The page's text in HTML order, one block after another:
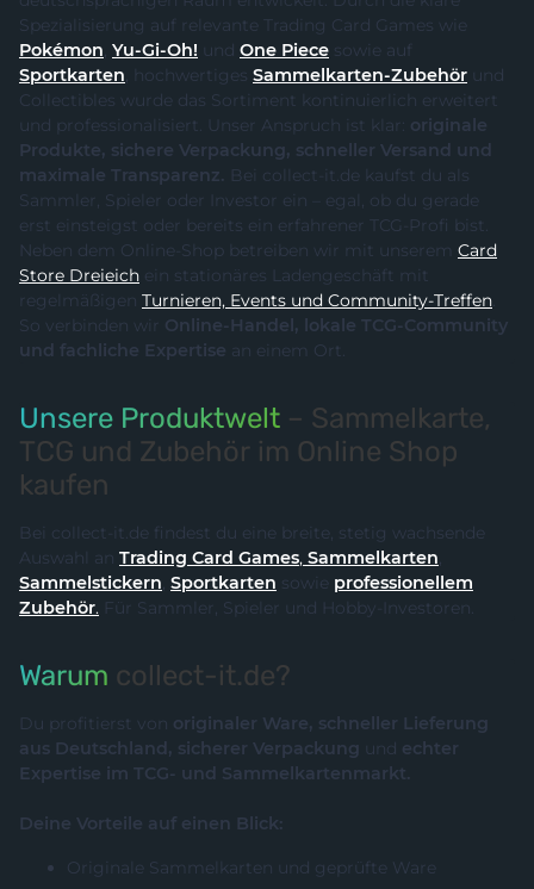
Spezialisierung auf relevante Trading Card Games wie
Pokémon, Yu-Gi-Oh! und One Piece sowie auf
Sportkarten , hochwertiges Sammelkarten-Zubehör
Collectibles wurde das Sortiment kontinuierlich erweitert
und professionalisiert. Unser Anspruch ist klar: originale
Produkte, sichere Verpackung, schneller Versand und
maximale Transparenz. Bei collect-it.de kaufst du als
Sammler, Spieler oder Investor ein – egal, ob du gerade
erst einsteigst oder bereits ein erfahrener TCG-Profi bist.
Neben dem Online-Shop betreiben wir mit unserem Card
Store Dreieich ein stationäres Ladengeschäft mit
regelmäßigen
Turnieren, Events und Community-Treffen.
So verbinden wir Online-Handel, lokale TCG-Community
und fachliche Expertise an einem Ort.
Unsere Produktwelt – Sammelkarte,
TCG und Zubehör im Online Shop
kaufen
Bei collect-it.de findest du eine breite, stetig wachsende
Auswahl an
Trading Card Games, Sammelkarten,
Sammelstickern, Sportkarten sowie professionellem
Zubehör. Für Sammler, Spieler und Hobby-Investoren.
Warum collect-it.de?
Du profitierst von originaler Ware, schneller Lieferung
aus Deutschland, sicherer Verpackung und echter
Expertise im TCG- und Sammelkartenmarkt.
Deine Vorteile auf einen Blick:
Originale Sammelkarten und geprüfte Ware